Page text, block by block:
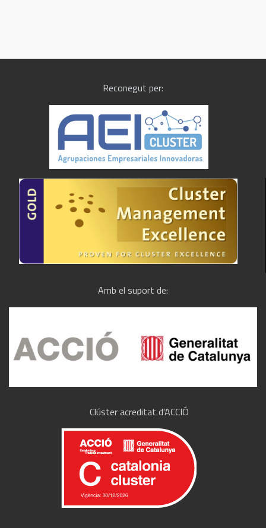
Reconegut per:
Amb el suport de:
Clúster acreditat d'ACCIÓ